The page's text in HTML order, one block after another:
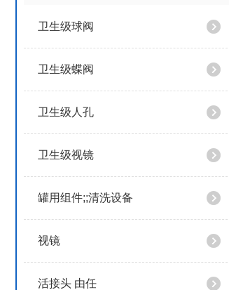
卫生级球阀
卫生级蝶阀
卫生级人孔
卫生级视镜
罐用组件;;清洗设备
视镜
活接头 由任